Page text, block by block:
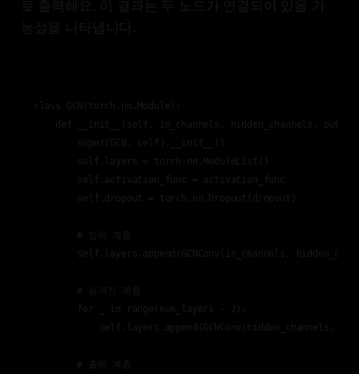
로 출력해요. 이 결과는 두 노드가 연결되어 있을 가
능성을 나타냅니다.
class GCN(torch.nn.Module):
def __init__(self, in_channels, hidden_channels,
        super(GCN, self).__init__()
        self.layers = torch.nn.ModuleList()
        self.activation_func = activation_func
        self.dropout = torch.nn.Dropout(dropout)
        # 입력 계층
self.layers.append(GCNConv(in_channels,
        # 숨겨진 계층
        for _ in range(num_layers - 2):
self.layers.append(GCNConv(hidden_channels,
        # 출력 계층